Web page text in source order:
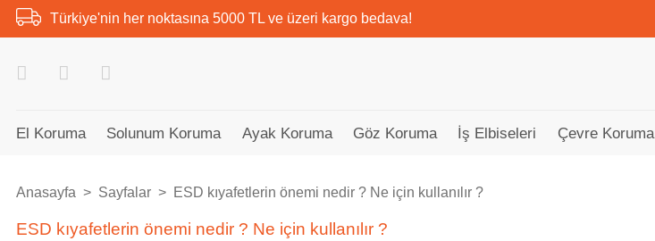
Türkiye'nin her noktasına 5000 TL ve üzeri kargo bedava!
El Koruma Solunum Koruma Ayak Koruma Göz Koruma İş Elbiseleri Çevre Koruma
Anasayfa Sayfalar ESD kıyafetlerin önemi nedir ? Ne için kullanılır ?
ESD kıyafetlerin önemi nedir ? Ne için kullanılır ?